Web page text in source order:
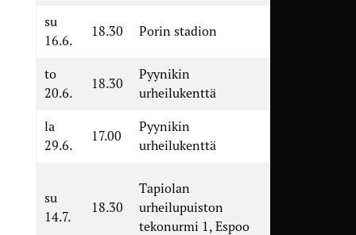
su
16.6.
18.30 Porin stadion
to
20.6.
18.30
Pyynikin
urheilukenttä
la
29.6.
17.00
Pyynikin
urheilukenttä
su
14.7.
18.30
Tapiolan
urheilupuiston
tekonurmi 1, Espoo